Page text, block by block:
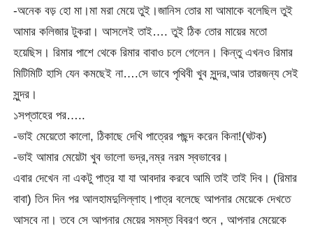
-অনেক বড় হো মা।মা মরা মেয়ে তুই।জানিস তোর মা আমাকে বলেছিল তুই
আমার কলিজার টুকরা। আসলেই তাই…. তুই ঠিক তোর মায়ের মতো
হয়েছিস। রিমার পাশে থেকে রিমার বাবাও চলে গেলেন। কিন্তু এখনও রিমার
মিটিমিটি হাসি যেন কমছেই না….সে ভাবে পৃথিবী খুব সুন্দর,আর তারজন্য সেই
সুন্দর।
১সপ্তাহের পর…..
-ভাই মেয়েতো কালো, ঠিকাছে দেখি পাত্রের পছন্দ করেন কিনা!(ঘটক)
-ভাই আমার মেয়েটা খুব ভালো ভদ্র,নম্র নরম স্বভাবের।
এবার দেখেন না একটু পাত্র যা যা আবদার করবে আমি তাই তাই দিব। (রিমার
বাবা) তিন দিন পর আলহামদুলিল্লাহ।পাত্র বলেছে আপনার মেয়েকে দেখতে
আসবে না। তবে সে আপনার মেয়ের সমস্ত বিবরণ শুনে , আপনার মেয়েকে